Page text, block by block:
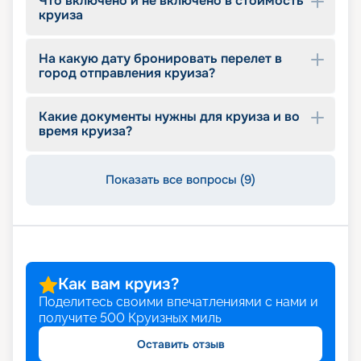
быстрой посадке. Никакой толчеи при подъеме
Питание
Celebrity Equinox – это настоящий рай для
гурманов. На борту действует главный ресторан
ресторана, 8 баров и винотека, 5 кафе. Гости не
бронировать заранее, пробуя изысканные
При желании ничто не помешает гостю
насладиться континентальной или национальной
кухней или отведать фаст-фуда. Для сладкоежек
есть возможность посетить уютную итальянскую
кофейню-кондитерскую, а в винотеке и в
многочисленных барах можно продегустировать
круиза
На какую дату бронировать перелет в
город отправления круиза?
Какие документы нужны для круиза и во
время круиза?
Показать все вопросы (9)
Как вам круиз?
Поделитесь своими впечатлениями с нами и
получите 500 Круизных миль
Оставить отзыв